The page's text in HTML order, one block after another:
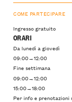
COME PARTECIPARE
Ingresso gratuito
ORARI
Da lunedì a giovedì
09:00→12:00
Fine settimana
09:00→12:00
15:00→18:00
Per info e